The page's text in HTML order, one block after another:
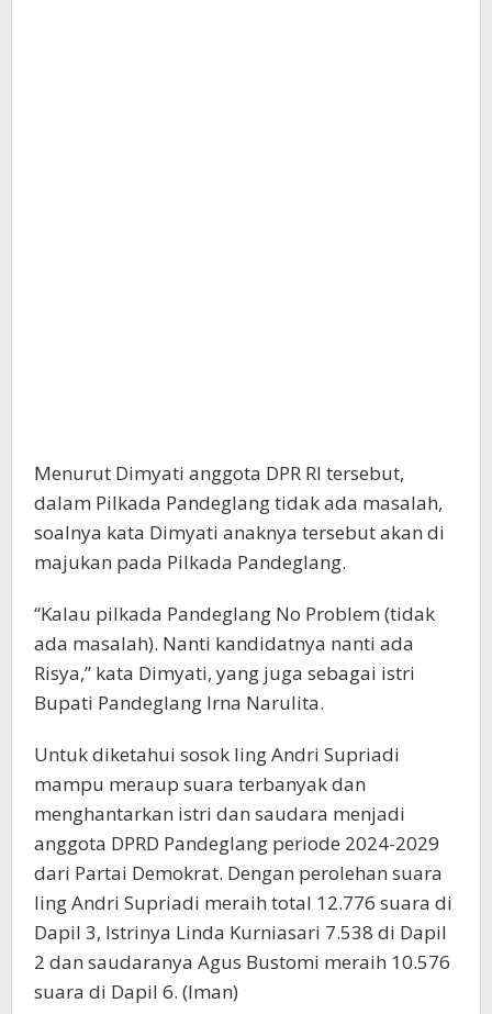
Menurut Dimyati anggota DPR RI tersebut,
dalam Pilkada Pandeglang tidak ada masalah,
soalnya kata Dimyati anaknya tersebut akan di
majukan pada Pilkada Pandeglang.
“Kalau pilkada Pandeglang No Problem (tidak
ada masalah). Nanti kandidatnya nanti ada
Risya,” kata Dimyati, yang juga sebagai istri
Bupati Pandeglang Irna Narulita.
Untuk diketahui sosok Iing Andri Supriadi
mampu meraup suara terbanyak dan
menghantarkan istri dan saudara menjadi
anggota DPRD Pandeglang periode 2024-2029
dari Partai Demokrat. Dengan perolehan suara
Iing Andri Supriadi meraih total 12.776 suara di
Dapil 3, Istrinya Linda Kurniasari 7.538 di Dapil
2 dan saudaranya Agus Bustomi meraih 10.576
suara di Dapil 6. (Iman)